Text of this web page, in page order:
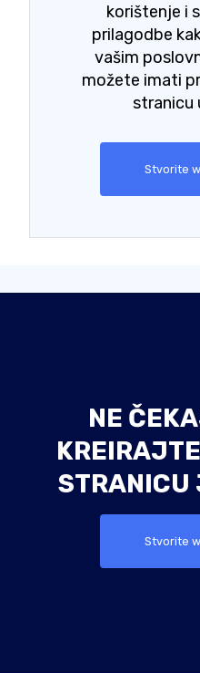
korištenje i
prilagodbe
vašim
možete imati
stranicu
Stvorite
NE
STRANICU
Stvorite